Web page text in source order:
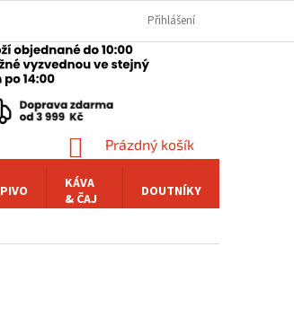
Přihlášení
NÁKUPNÍ
KOŠÍK
Prázdný košík
PIVO
KÁVA
& ČAJ
DOUTNÍKY